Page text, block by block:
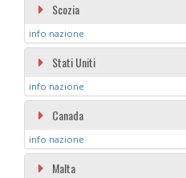
Scozia
info nazione
Stati Uniti
info nazione
Canada
info nazione
Malta